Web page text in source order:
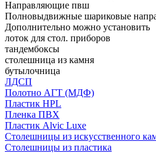
Направляющие пвш
Полновыдвижные шариковые
Дополнительно можно установить
лоток для стол. приборов
тандембоксы
столешница из камня
бутылочница
ЛДСП
Полотно АГТ (МДФ)
Пластик HPL
Пленка ПВХ
Пластик Alvic Luxe
Столешницы из искусственного
Столешницы из пластика